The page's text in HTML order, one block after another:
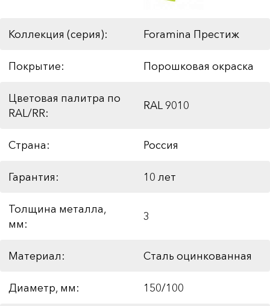
Коллекция (серия): Foramina Престиж
Покрытие: Порошковая окраска
Цветовая палитра по
RAL/RR:
RAL 9010
Страна: Россия
Гарантия: 10 лет
Толщина металла,
мм:
3
Материал: Сталь оцинкованная
Диаметр, мм: 150/100